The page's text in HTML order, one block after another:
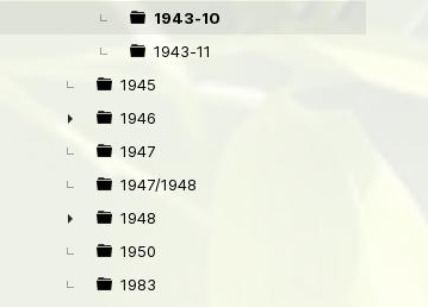
1943-10
1943-11
1945
►
1946
1947
1947/1948
►
1948
1950
1983